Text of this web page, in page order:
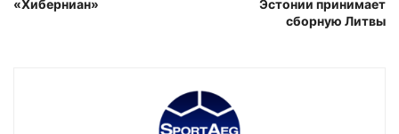
«Хиберниан»
Эстонии принимает
сборную Литвы